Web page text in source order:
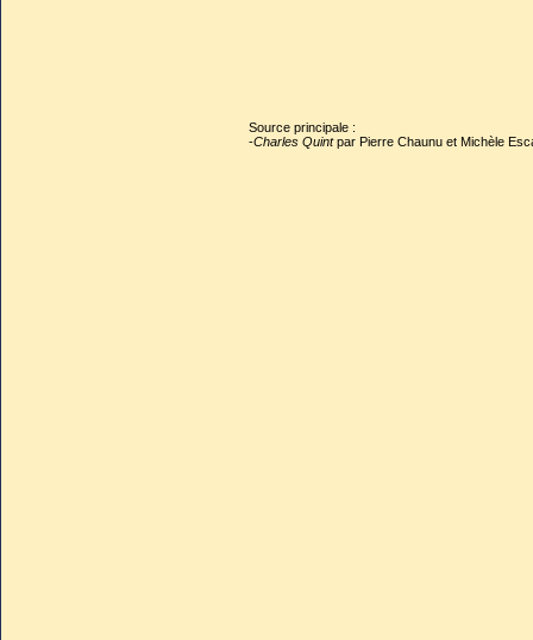
Source principale :
-Charles Quintpar Pierre Chaunu et Michèle